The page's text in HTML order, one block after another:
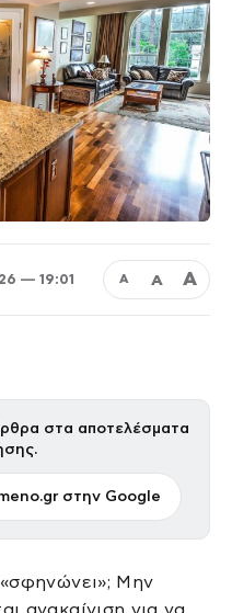
— 19:01 Α Α Α
στα αποτελέσματα
στην Google
Μην
ανακαίνιση για να